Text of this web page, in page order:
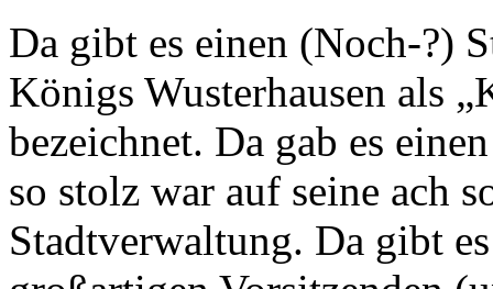
Da gibt es einen (Noch-?)
Königs Wusterhausen als
bezeichnet. Da gab es
so stolz war auf seine ach
Stadtverwaltung. Da gibt